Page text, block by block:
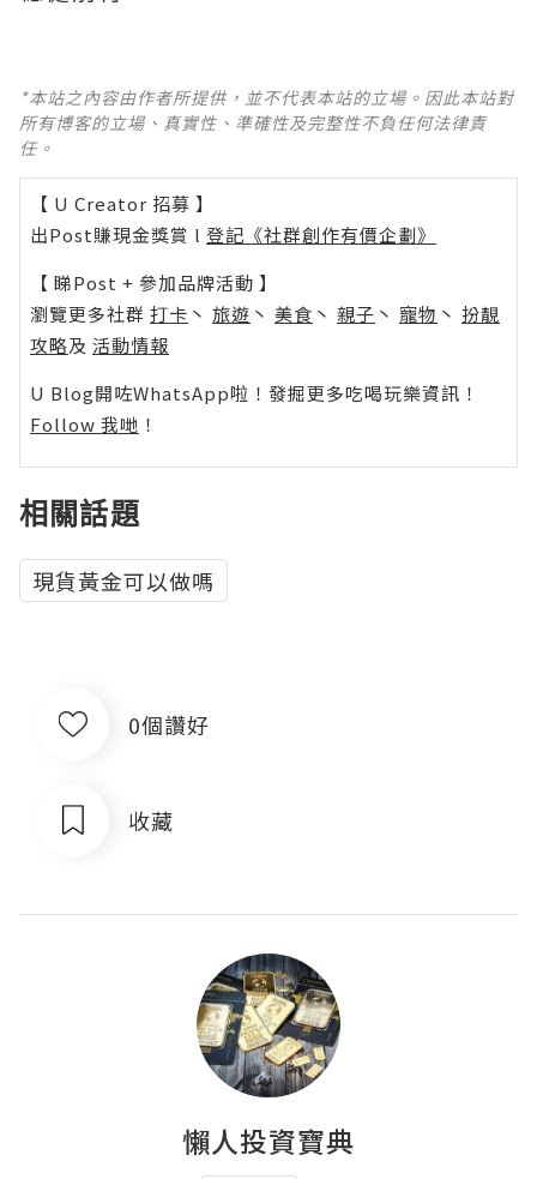
*本站之內容由作者所提供，並不代表本站的立場。因此本站對
所有博客的立場、真實性、準確性及完整性不負任何法律責
任。
【 U Creator 招募 】
出Post賺現金獎賞 l 登記《社群創作有價企劃》
【 睇Post + 參加品牌活動 】
瀏覽更多社群 打卡 丶 旅遊 丶 美食 丶 親子 丶 寵物 丶 扮靚
攻略及 活動情報
U Blog開咗WhatsApp啦！發掘更多吃喝玩樂資訊！
Follow 我哋 ！
相關話題
現貨黃金可以做嗎
0個讚好
收藏
懶人投資寶典